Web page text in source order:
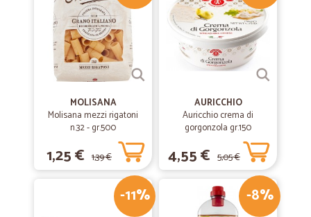
MOLISANA
Molisana mezzi rigatoni
n.32 - gr.500
1,25 € 1,39 €
AURICCHIO
Auricchio crema di
gorgonzola gr.150
4,55 € 5,05 €
-11% -8%